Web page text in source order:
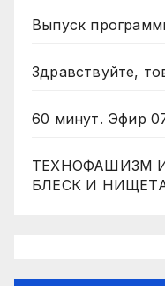
Выпуск
Здравствуйте,
60 минут. Эфир
ТЕХНОФАШИЗМ
БЛЕСК И